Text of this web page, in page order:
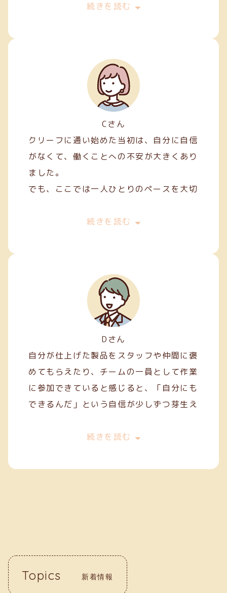
続きを読む
Cさん
クリーフに通い始めた当初は、自分に自信
がなくて、働くことへの不安が大きくあり
ました。
でも、ここでは一人ひとりのペースを大切
めることができました。
続きを読む
Dさん
自分が仕上げた製品をスタッフや仲間に褒
めてもらえたり、チームの一員として作業
に参加できていると感じると、「自分にも
できるんだ」という自信が少しずつ芽生え
今は、一般就労を目指してスキルを磨きな
す。クリーフでの経験が、自分の「働く
続きを読む
Topics 新着情報